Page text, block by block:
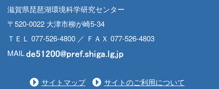
滋賀県琵琶湖環境科学研究センター
〒520-0022 大津市柳が崎5-34
ＴＥＬ 077-526-4800 ／ ＦＡＸ 077-526-4803
MAIL
サイトマップ サイトのご利用について